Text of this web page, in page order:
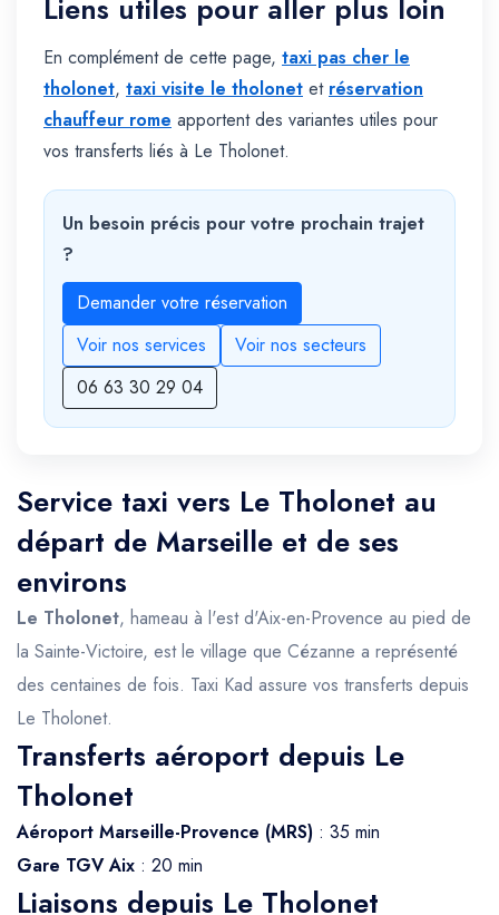
Liens utiles pour aller plus loin
En complément de cette page, taxi pas cher le
tholonet, taxi visite le tholonet et réservation
chauffeur rome apportent des variantes utiles pour
vos transferts liés à Le Tholonet.
Un besoin précis pour votre prochain trajet
?
Demander votre réservation
Voir nos services
Voir nos secteurs
06 63 30 29 04
Service taxi vers Le Tholonet au
départ de Marseille et de ses
environs
Le Tholonet, hameau à l'est d'Aix-en-Provence au pied de
la Sainte-Victoire, est le village que Cézanne a représenté
des centaines de fois. Taxi Kad assure vos transferts depuis
Le Tholonet.
Transferts aéroport depuis Le
Tholonet
Aéroport Marseille-Provence (MRS) : 35 min
Gare TGV Aix : 20 min
Liaisons depuis Le Tholonet